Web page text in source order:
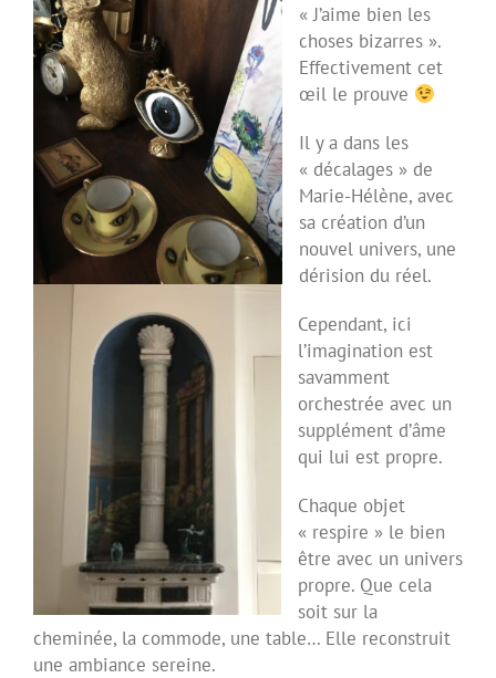
« J’aime bien les
choses bizarres ».
Effectivement cet
œil le prouve
Il y a dans les
« décalages » de
Marie-Hélène, avec
sa création d’un
nouvel univers, une
dérision du réel.
Cependant, ici
l’imagination est
savamment
orchestrée avec un
supplément d’âme
qui lui est propre.
Chaque objet
« respire » le bien
être avec un univers
propre. Que cela
soit sur la
cheminée, la commode, une table… Elle reconstruit
une ambiance sereine.